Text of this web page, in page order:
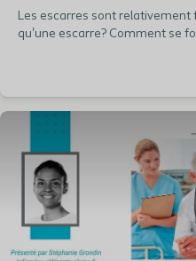
Les escarres sont relativement
qu'une escarre? Comment se